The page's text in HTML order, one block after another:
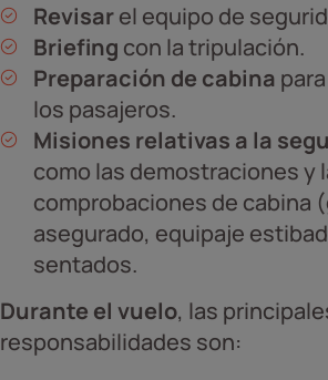
Revisarel equipo de
Briefing con la tripulación.
Preparación de cabina
los pasajeros.
Misiones relativas a la
como las demostraciones y
comprobaciones de cabina
asegurado, equipaje
sentados.
Durante el vuelo, las
responsabilidades son: